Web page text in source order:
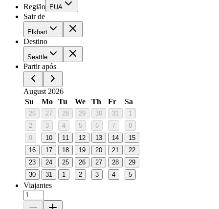
Região EUA
Sair de
Elkhart
Destino
Seattle
Partir após
August 2026
Su
Mo Tu We Th Fr Sa
26 27 28 29 30 31
1
2
3 4 5 6 7
8
9
10 11 12 13 14
15
16
17 18 19 20 21
22
23
24 25 26 27 28
29
30
31 1 2 3 4 5
Viajantes